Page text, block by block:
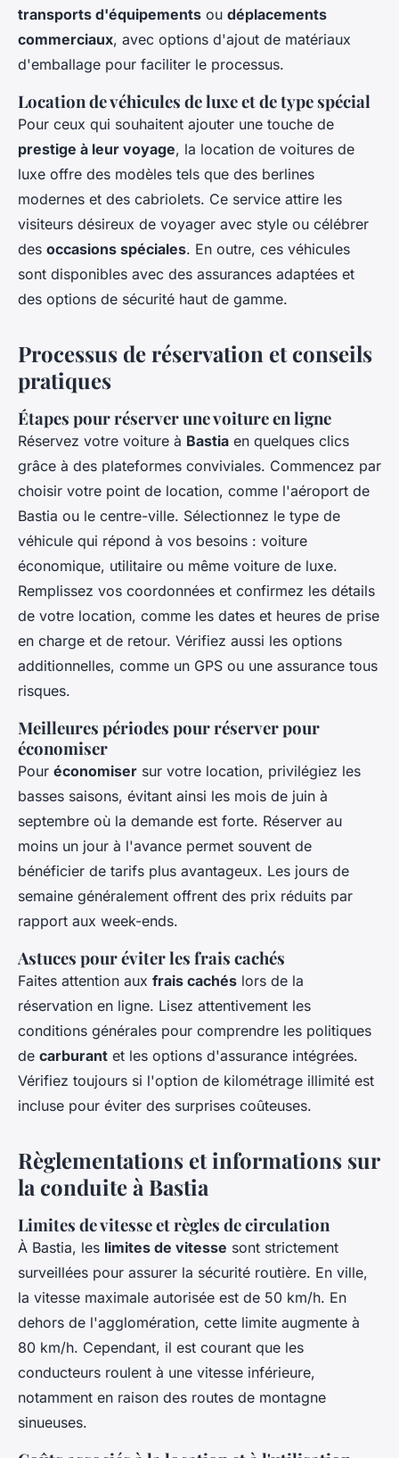
transports d'équipements ou déplacements
commerciaux, avec options d'ajout de matériaux
d'emballage pour faciliter le processus.
Location de véhicules de luxe et de type spécial
Pour ceux qui souhaitent ajouter une touche de
prestige à leur voyage, la location de voitures de
luxe offre des modèles tels que des berlines
modernes et des cabriolets. Ce service attire les
visiteurs désireux de voyager avec style ou célébrer
des occasions spéciales. En outre, ces véhicules
sont disponibles avec des assurances adaptées et
des options de sécurité haut de gamme.
Processus de réservation et conseils
pratiques
Étapes pour réserver une voiture en ligne
Réservez votre voiture à Bastia en quelques clics
grâce à des plateformes conviviales. Commencez par
choisir votre point de location, comme l'aéroport de
Bastia ou le centre-ville. Sélectionnez le type de
véhicule qui répond à vos besoins : voiture
économique, utilitaire ou même voiture de luxe.
Remplissez vos coordonnées et confirmez les détails
de votre location, comme les dates et heures de prise
en charge et de retour. Vérifiez aussi les options
additionnelles, comme un GPS ou une assurance tous
risques.
Meilleures périodes pour réserver pour
économiser
Pour économiser sur votre location, privilégiez les
basses saisons, évitant ainsi les mois de juin à
septembre où la demande est forte. Réserver au
moins un jour à l'avance permet souvent de
bénéficier de tarifs plus avantageux. Les jours de
semaine généralement offrent des prix réduits par
rapport aux week-ends.
Astuces pour éviter les frais cachés
Faites attention aux frais cachés lors de la
réservation en ligne. Lisez attentivement les
conditions générales pour comprendre les politiques
de carburant et les options d'assurance intégrées.
Vérifiez toujours si l'option de kilométrage illimité est
incluse pour éviter des surprises coûteuses.
Règlementations et informations sur
la conduite à Bastia
Limites de vitesse et règles de circulation
À Bastia, les limites de vitesse sont strictement
surveillées pour assurer la sécurité routière. En ville,
la vitesse maximale autorisée est de 50 km/h. En
dehors de l'agglomération, cette limite augmente à
80 km/h. Cependant, il est courant que les
conducteurs roulent à une vitesse inférieure,
notamment en raison des routes de montagne
sinueuses.